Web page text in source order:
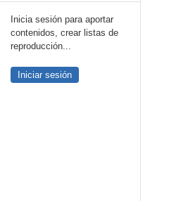
Inicia sesión para aportar
contenidos, crear listas de
reproducción...
Iniciar sesión